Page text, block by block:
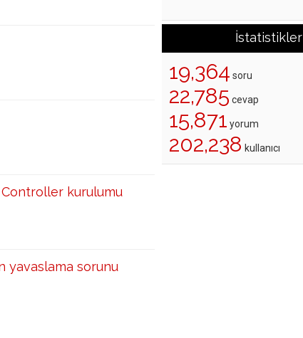
Controller kurulumu
yavaslama sorunu
İstatistikler
19,364 soru
22,785 cevap
15,871 yorum
202,238 kullanıcı